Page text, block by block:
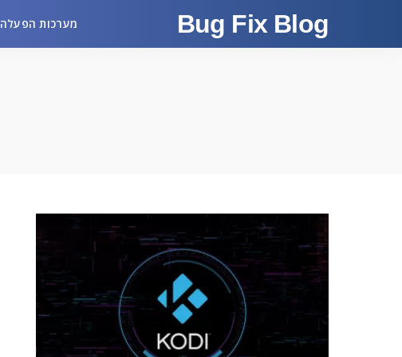
Bug Fix Blog מערכות הפעלה